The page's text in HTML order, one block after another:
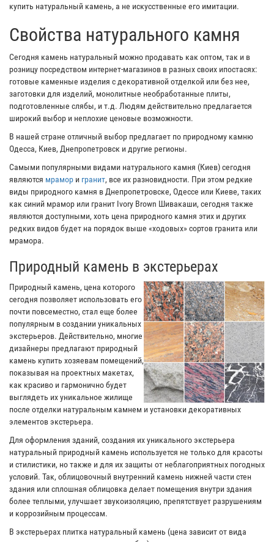
купить натуральный камень, а не искусственные его имитации.
Свойства натурального камня
Сегодня камень натуральный можно продавать как оптом, так и в
розницу посредством интернет-магазинов в разных своих ипостасях:
готовые каменные изделия с декоративной отделкой или без нее,
заготовки для изделий, монолитные необработанные плиты,
подготовленные слябы, и т.д. Людям действительно предлагается
широкий выбор и неплохие ценовые возможности.
В нашей стране отличный выбор предлагает по природному камню
Одесса, Киев, Днепропетровск и другие регионы.
Самыми популярными видами натурального камня (Киев) сегодня
являются мрамор и гранит, все их разновидности. При этом редкие
виды природного камня в Днепропетровске, Одессе или Киеве, таких
как синий мрамор или гранит Ivory Brown Шивакаши, сегодня также
являются доступными, хоть цена природного камня этих и других
редких видов будет на порядок выше «ходовых» сортов гранита или
мрамора.
Природный камень в экстерьерах
Природный камень, цена которого
сегодня позволяет использовать его
почти повсеместно, стал еще более
популярным в создании уникальных
экстерьеров. Действительно, многие
дизайнеры предлагают природный
камень купить хозяевам помещений,
показывая на проектных макетах,
как красиво и гармонично будет
выглядеть их уникальное жилище
после отделки натуральным камнем и установки декоративных
элементов экстерьера.
Для оформления зданий, создания их уникального экстерьера
натуральный природный камень используется не только для красоты
и стилистики, но также и для их защиты от неблагоприятных погодных
условий. Так, облицовочный внутренний камень нижней части стен
здания или сплошная облицовка делает помещения внутри здания
более теплыми, улучшает звукоизоляцию, препятствует разрушениям
и коррозийным процессам.
В экстерьерах плитка натуральный камень (цена зависит от вида